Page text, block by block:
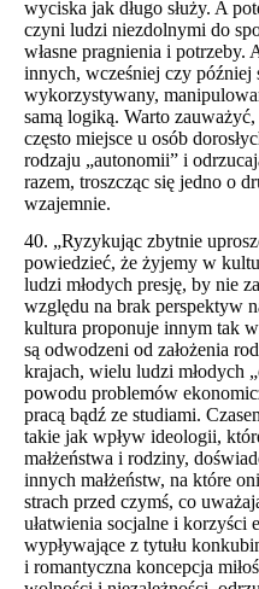
wyciska jak długo służy. A
czyni ludzi niezdolnymi do
własne pragnienia i
innych, wcześniej czy później
wykorzystywany,
samą logiką. Warto
często miejsce u osób
rodzaju „autonomii” i
razem, troszcząc się jedno o
wzajemnie.
40. „Ryzykując zbytnie
powiedzieć, że żyjemy w
ludzi młodych presję, by nie
względu na brak perspektyw
kultura proponuje innym tak
są odwodzeni od założenia
krajach, wielu ludzi młodych
powodu problemów
pracą bądź ze studiami.
takie jak wpływ ideologii,
małżeństwa i rodziny,
innych małżeństw, na które
strach przed czymś, co
ułatwienia socjalne i korzyści
wypływające z tytułu
i romantyczna koncepcja